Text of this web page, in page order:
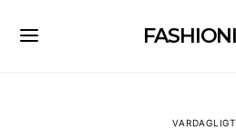
VARDAGLIGT